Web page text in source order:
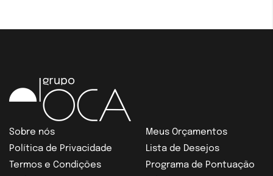
Sobre nós
Política de Privacidade
Termos e Condições
Meus Orçamentos
Lista de Desejos
Programa de Pontuação